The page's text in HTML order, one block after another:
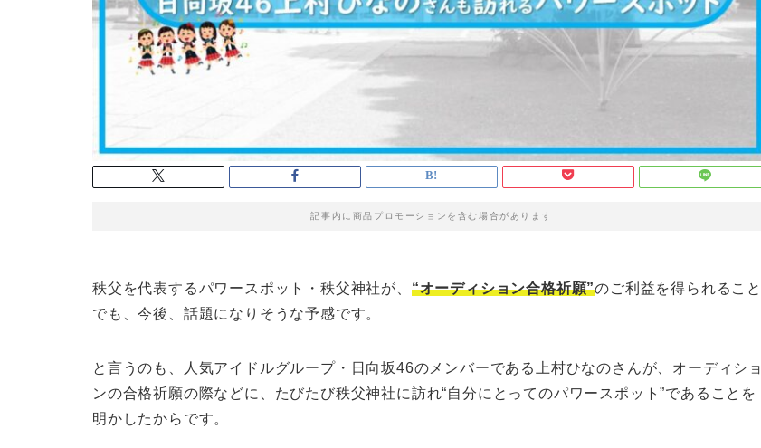
記事内に商品プロモーションを含む場合があります
秩父を代表するパワースポット・秩父神社が、 “オーディション合格祈願”のご利益を得られること
でも、今後、話題になりそうな予感です。
と言うのも、人気アイドルグループ・日向坂46のメンバーである上村ひなのさんが、オーディショ
ンの合格祈願の際などに、たびたび秩父神社に訪れ“自分にとってのパワースポット”であることを
明かしたからです。